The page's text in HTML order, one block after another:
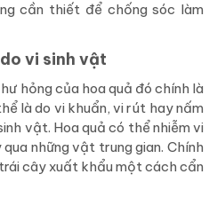
cần thiết để chống sóc làm
vi sinh vật
hỏng của hoa quả đó chính là
là do vi khuẩn, vi rút hay nấm
vật. Hoa quả có thể nhiễm vi
những vật trung gian. Chính
cây xuất khẩu một cách cẩn